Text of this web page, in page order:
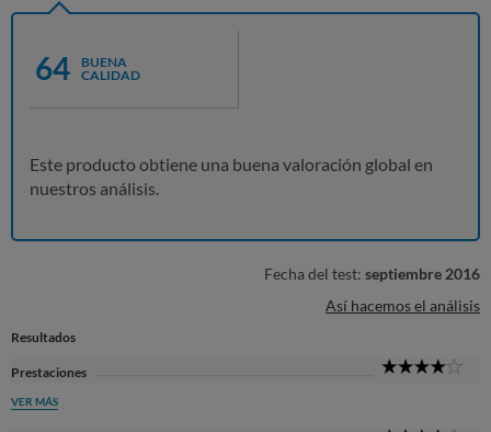
64
BUENA
CALIDAD
Este producto obtiene una buena valoración global en
nuestros análisis.
Fecha del test: septiembre 2016
Así hacemos el análisis
Resultados
Prestaciones
VER MÁS